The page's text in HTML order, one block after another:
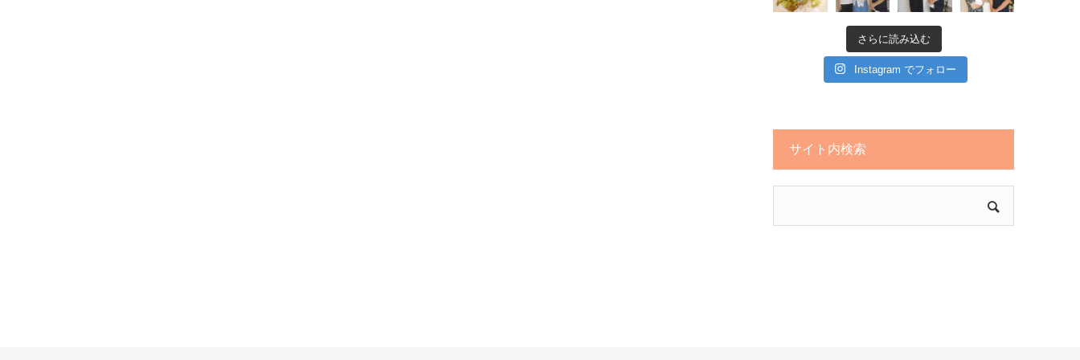
さらに読み込む
Instagram でフォロー
サイト内検索